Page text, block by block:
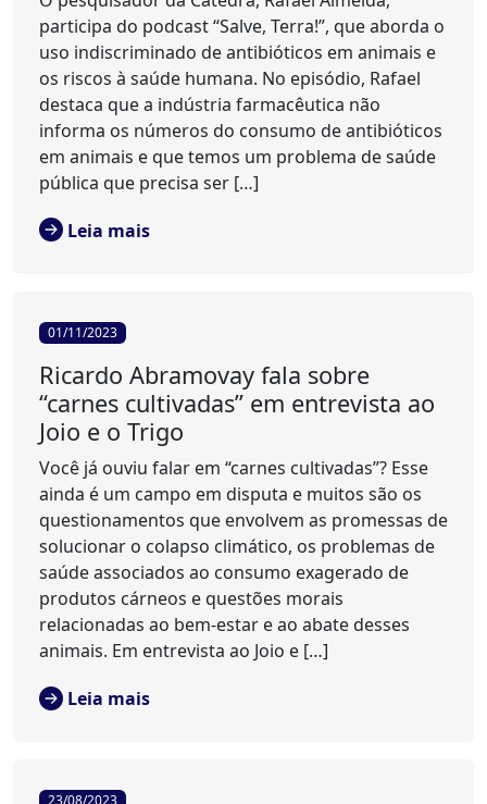
participa do podcast “Salve, Terra!”, que aborda o
uso indiscriminado de antibióticos em animais e
os riscos à saúde humana. No episódio, Rafael
destaca que a indústria farmacêutica não
informa os números do consumo de antibióticos
em animais e que temos um problema de saúde
pública que precisa ser […]
Leia mais
01/11/2023
Ricardo Abramovay fala sobre
“carnes cultivadas” em entrevista ao
Joio e o Trigo
Você já ouviu falar em “carnes cultivadas”? Esse
ainda é um campo em disputa e muitos são os
questionamentos que envolvem as promessas de
solucionar o colapso climático, os problemas de
saúde associados ao consumo exagerado de
produtos cárneos e questões morais
relacionadas ao bem-estar e ao abate desses
animais. Em entrevista ao Joio e […]
Leia mais
23/08/2023